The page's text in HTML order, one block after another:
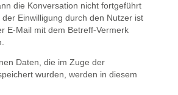
die Konversation nicht fortgeführt
Einwilligung durch den Nutzer ist
E-Mail mit dem Betreff-Vermerk
Daten, die im Zuge der
wurden, werden in diesem